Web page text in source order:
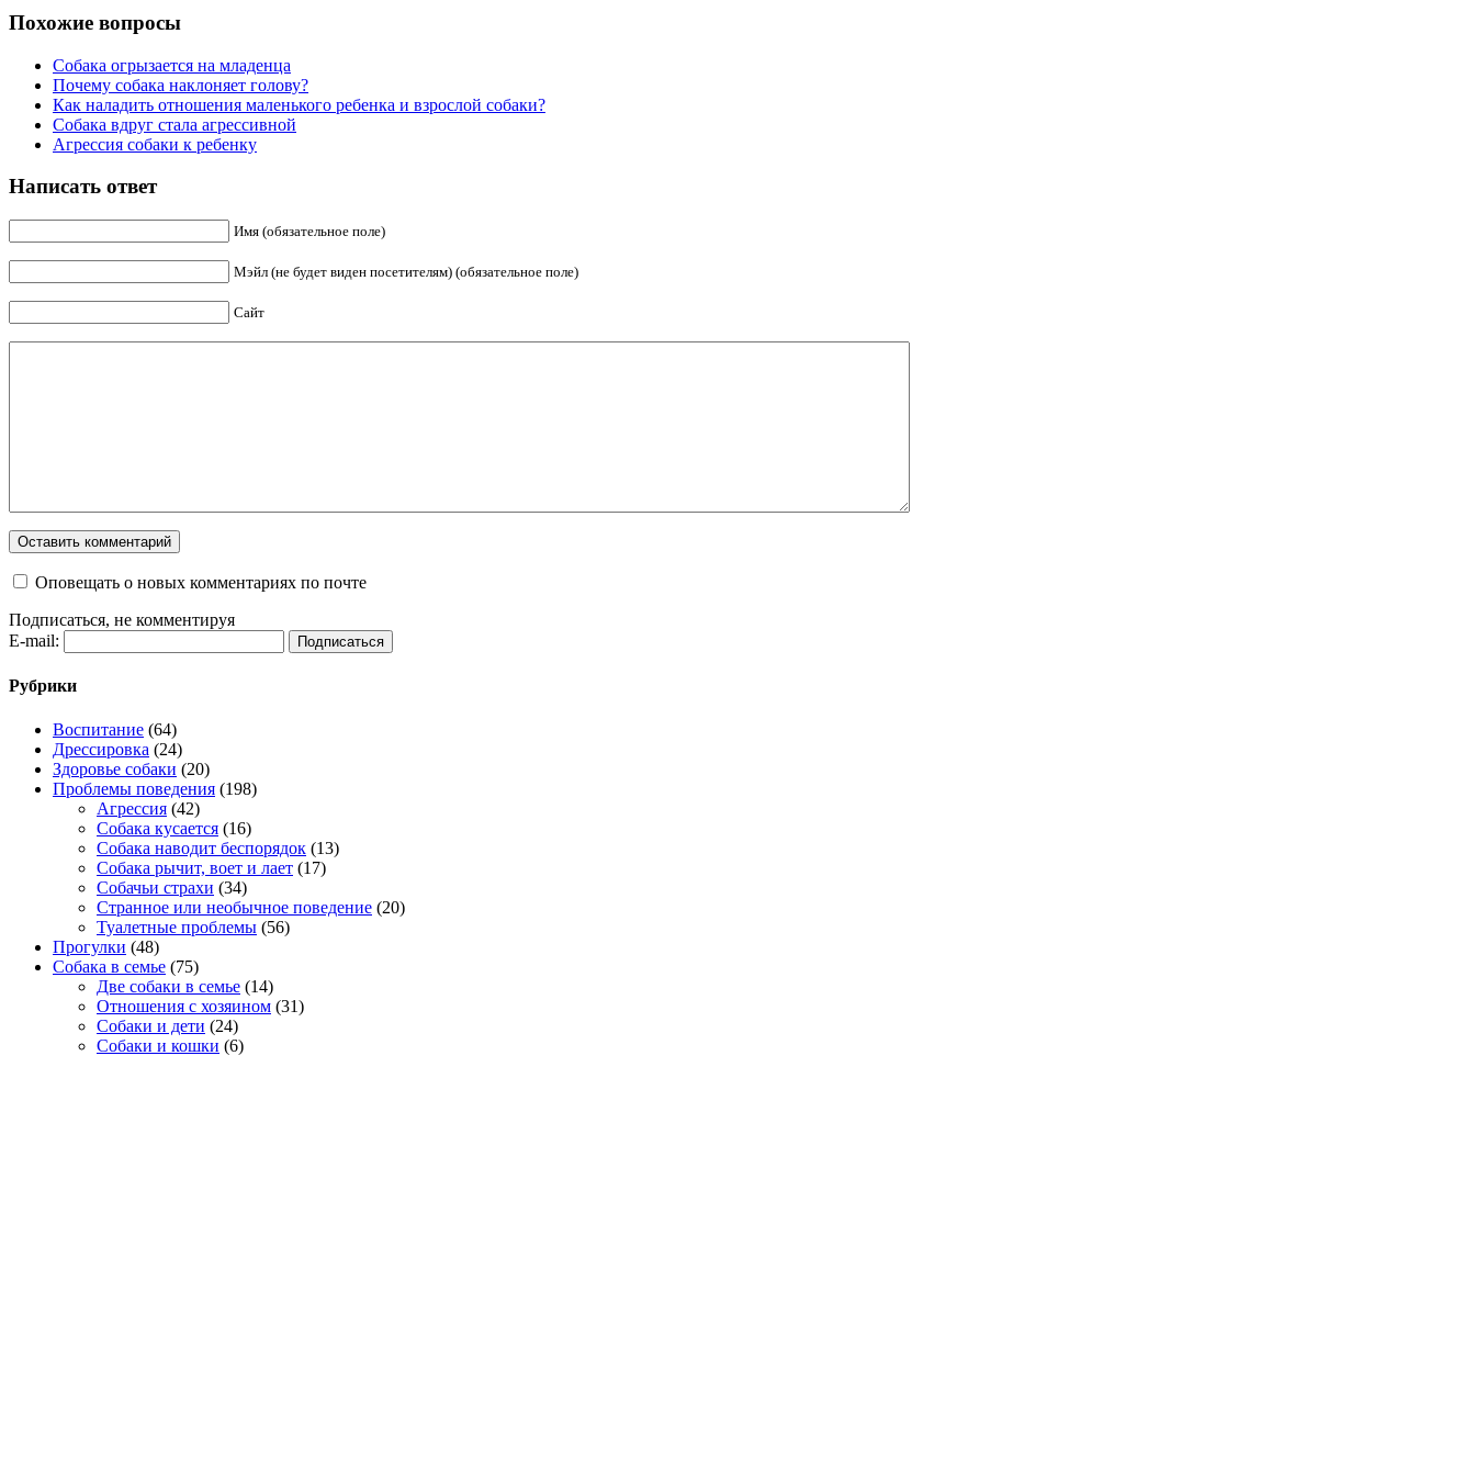
Похожие вопросы
Собака огрызается на младенца
Почему собака наклоняет голову?
Как наладить отношения маленького ребенка и взрослой собаки?
Собака вдруг стала агрессивной
Агрессия собаки к ребенку
Написать ответ
Имя (обязательное поле)
Мэйл (не будет виден посетителям) (обязательное поле)
Сайт
Оповещать о новых комментариях по почте
Подписаться, не комментируя
E-mail:
Рубрики
Воспитание (64)
Дрессировка (24)
Здоровье собаки (20)
Проблемы поведения (198)
Агрессия (42)
Собака кусается (16)
Собака наводит беспорядок (13)
Собака рычит, воет и лает (17)
Собачьи страхи (34)
Странное или необычное поведение (20)
Туалетные проблемы (56)
Прогулки (48)
Собака в семье (75)
Две собаки в семье (14)
Отношения с хозяином (31)
Собаки и дети (24)
Собаки и кошки (6)